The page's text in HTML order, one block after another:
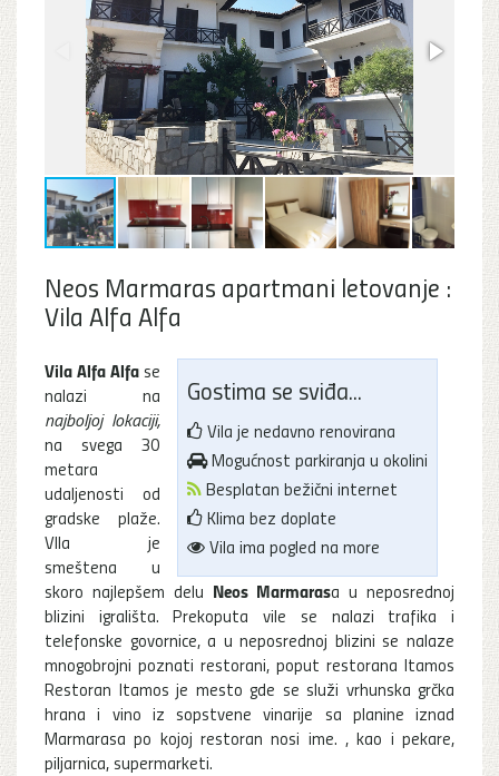
Neos Marmaras apartmani letovanje :
Vila Alfa Alfa
Gostima se sviđa...
Vila je nedavno renovirana
Mogućnost parkiranja u okolini
Besplatan bežični internet
Klima bez doplate
Vila ima pogled na more
Vila Alfa Alfase
nalazi na
najboljoj lokaciji,
na svega 30
metara
udaljenosti od
gradske plaže.
VIla je
smeštena u
skoro najlepšem delu Neos Marmarasa u neposrednoj
blizini igrališta. Prekoputa vile se nalazi trafika i
telefonske govornice, a u neposrednoj blizini se nalaze
mnogobrojni poznati restorani, poput restorana Itamos
Restoran Itamos je mesto gde se služi vrhunska grčka
hrana i vino iz sopstvene vinarije sa planine iznad
Marmarasa po kojoj restoran nosi ime. , kao i pekare,
piljarnica, supermarketi.